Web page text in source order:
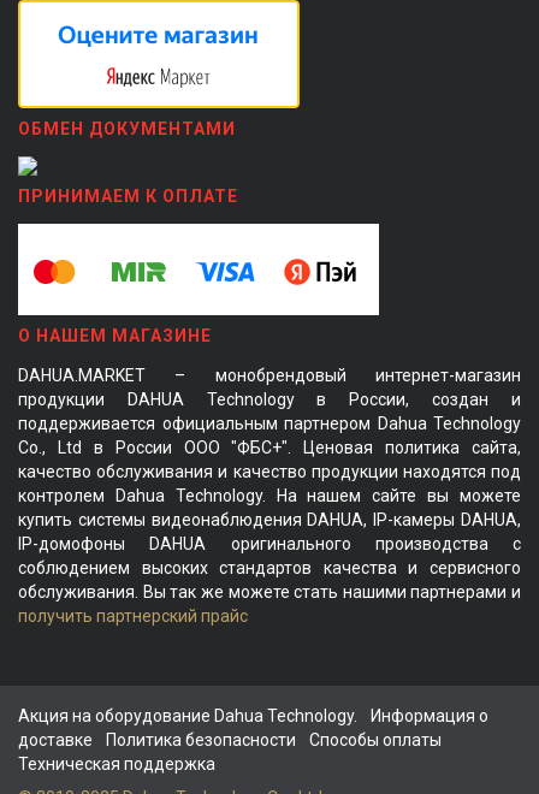
ОБМЕН ДОКУМЕНТАМИ
ПРИНИМАЕМ К ОПЛАТЕ
О НАШЕМ МАГАЗИНЕ
DAHUA.MARKET – монобрендовый интернет-магазин
продукции DAHUA Technology в России, создан и
поддерживается официальным партнером Dahua Technology
Co., Ltd в России ООО "ФБС+". Ценовая политика сайта,
качество обслуживания и качество продукции находятся под
контролем Dahua Technology. На нашем сайте вы можете
купить системы видеонаблюдения DAHUA, IP-камеры DAHUA,
IP-домофоны DAHUA оригинального производства с
соблюдением высоких стандартов качества и сервисного
обслуживания. Вы так же можете стать нашими партнерами и
получить партнерский прайс
Акция на оборудование Dahua Technology.
Информация о
доставке
Политика безопасности
Способы оплаты
Техническая поддержка